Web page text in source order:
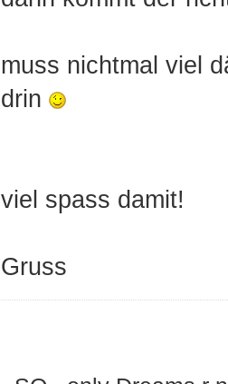
muss nichtmal viel
drin
viel spass damit!
Gruss